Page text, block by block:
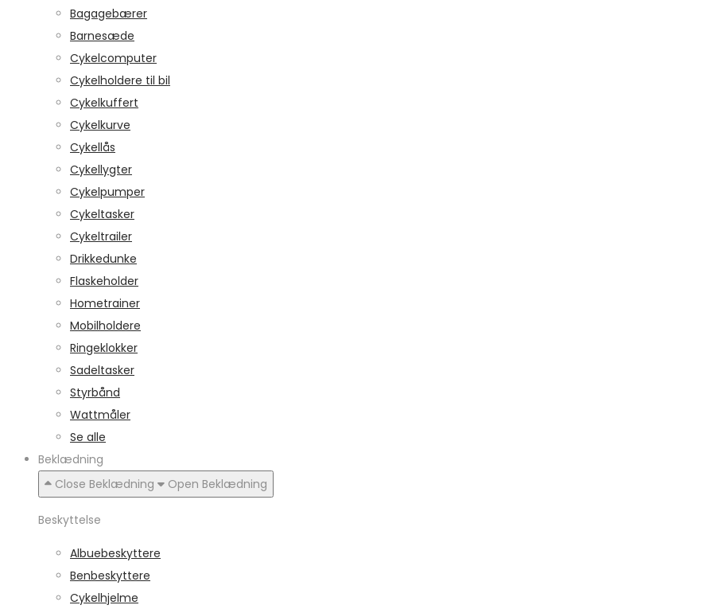
Bagagebærer
Barnesæde
Cykelcomputer
Cykelholdere til bil
Cykelkuffert
Cykelkurve
Cykellås
Cykellygter
Cykelpumper
Cykeltasker
Cykeltrailer
Drikkedunke
Flaskeholder
Hometrainer
Mobilholdere
Ringeklokker
Sadeltasker
Styrbånd
Wattmåler
Se alle
Beklædning
Close Beklædning
Open Beklædning
Beskyttelse
Albuebeskyttere
Benbeskyttere
Cykelhjelme